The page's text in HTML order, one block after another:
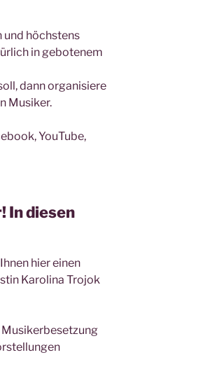
und höchstens
in gebotenem
dann organisiere
Musiker.
YouTube,
In diesen
hier einen
Karolina Trojok
Musikerbesetzung